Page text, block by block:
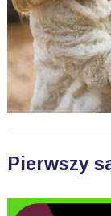
Pierwszy